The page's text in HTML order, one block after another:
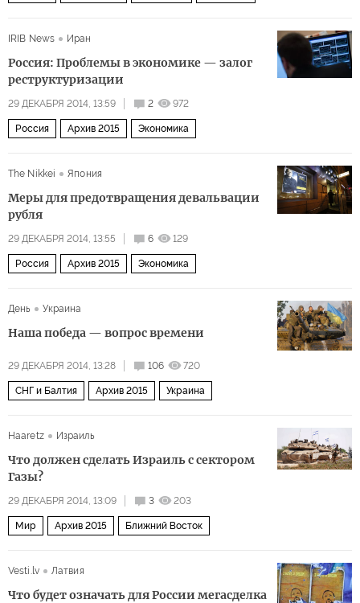
IRIB News Иран
Россия: Проблемы в экономике — залог
реструктуризации
29 ДЕКАБРЯ 2014, 13:59 2 972
Россия Архив 2015 Экономика
The Nikkei Япония
Меры для предотвращения девальвации
рубля
29 ДЕКАБРЯ 2014, 13:55 6 129
Россия Архив 2015 Экономика
День Украина
Наша победа — вопрос времени
29 ДЕКАБРЯ 2014, 13:28 106 720
СНГ и Балтия Архив 2015 Украина
Haaretz Израиль
Что должен сделать Израиль с сектором
Газы?
29 ДЕКАБРЯ 2014, 13:09 3 203
Мир Архив 2015 Ближний Восток
Vesti.lv Латвия
Что будет означать для России мегасделка